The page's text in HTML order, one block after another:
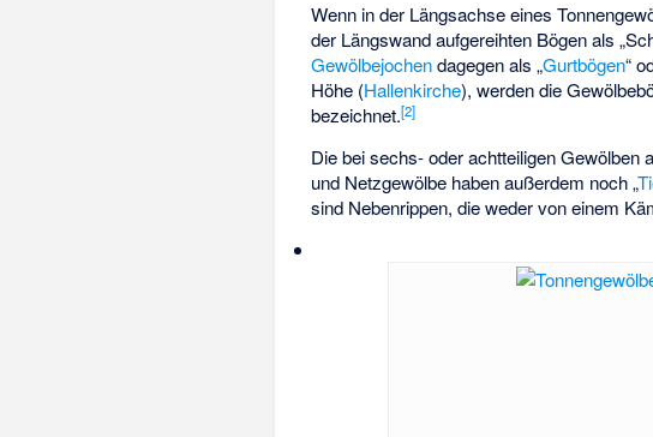
Wenn in der Längsachse eines
der Längswand aufgereihten Bögen als
Gewölbejochendagegen als „Gurtbögen“
Höhe (Hallenkirche), werden die
bezeichnet.[2]
Die bei sechs- oder achtteiligen Gewölben
und Netzgewölbe haben außerdem noch „
sind Nebenrippen, die weder von einem